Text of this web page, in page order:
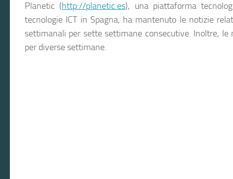
Planetic (http://planetic.es), una piattaforma
tecnologie ICT in Spagna, ha mantenuto le notizie
settimanali per sette settimane consecutive. Inoltre,
per diverse settimane.